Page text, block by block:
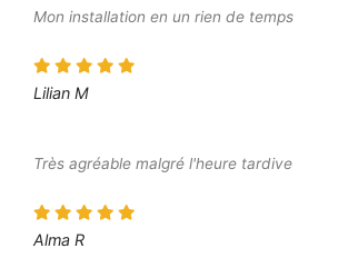
Mon installation en un rien de temps
Lilian M
Très agréable malgré l'heure tardive
Alma R